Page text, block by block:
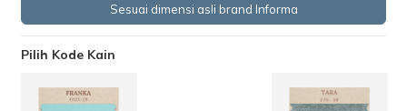
Sesuai dimensi asli brand Informa
Pilih Kode Kain